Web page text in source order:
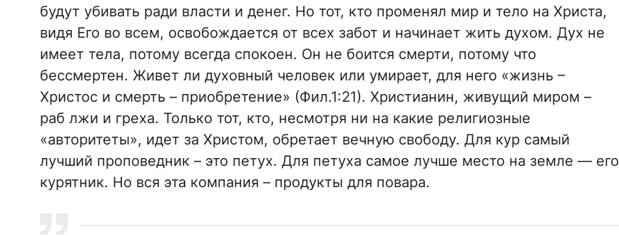
будут убивать ради власти и денег. Но тот, кто променял мир и тело на Христа,
видя Его во всем, освобождается от всех забот и начинает жить духом. Дух не
имеет тела, потому всегда спокоен. Он не боится смерти, потому что
бессмертен. Живет ли духовный человек или умирает, для него «жизнь –
Христос и смерть – приобретение» (Фил.1:21). Христианин, живущий миром –
раб лжи и греха. Только тот, кто, несмотря ни на какие религиозные
«авторитеты», идет за Христом, обретает вечную свободу. Для кур самый
лучший проповедник – это петух. Для петуха самое лучше место на земле — его
курятник. Но вся эта компания – продукты для повара.